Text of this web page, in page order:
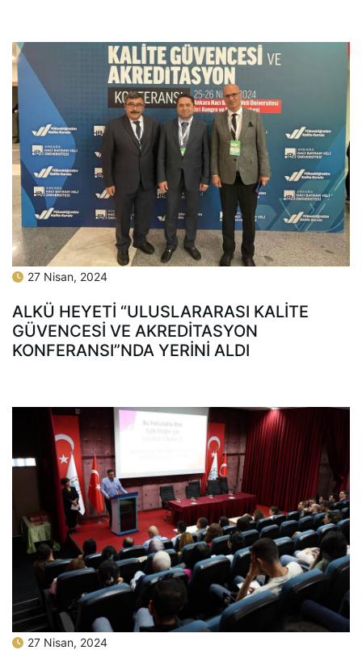
27 Nisan, 2024
ALKÜ HEYETİ “ULUSLARARASI KALİTE
GÜVENCESİ VE AKREDİTASYON
KONFERANSI”NDA YERİNİ ALDI
27 Nisan, 2024